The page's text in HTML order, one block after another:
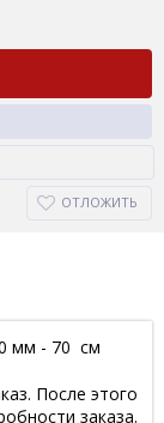
ОТЛОЖИТЬ
мм - 70 см
После этого
заказа.